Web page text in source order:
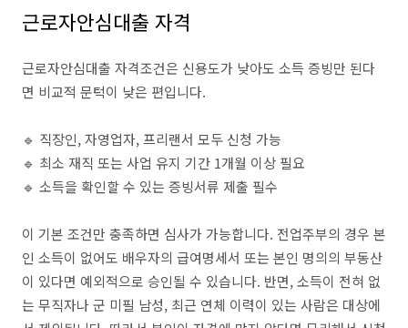
근로자안심대출 자격
근로자안심대출 자격조건은 신용도가 낮아도 소득 증빙만 된다
면 비교적 문턱이 낮은 편입니다.
🔹 직장인, 자영업자, 프리랜서 모두 신청 가능
🔹 최소 재직 또는 사업 유지 기간 1개월 이상 필요
🔹 소득을 확인할 수 있는 증빙서류 제출 필수
이 기본 조건만 충족하면 심사가 가능합니다. 전업주부의 경우 본
인 소득이 없어도 배우자의 급여명세서 또는 본인 명의의 부동산
이 있다면 예외적으로 승인될 수 있습니다. 반면, 소득이 전혀 없
는 무직자나 군 미필 남성, 최근 연체 이력이 있는 사람은 대상에